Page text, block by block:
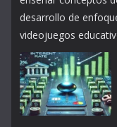
desarrollo de
videojuegos